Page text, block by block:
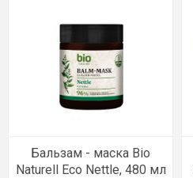
Бальзам - маска Bio
Naturell Eco Nettle, 480 мл